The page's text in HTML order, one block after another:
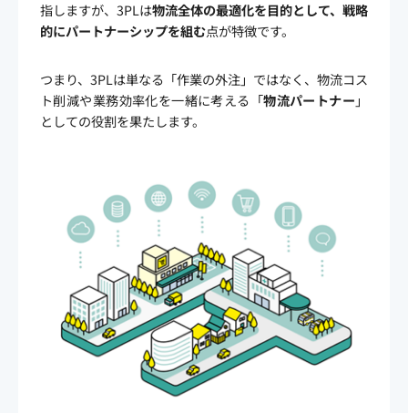
指しますが、3PLは物流全体の最適化を目的として、戦略
的にパートナーシップを組む点が特徴です。
つまり、3PLは単なる「作業の外注」ではなく、物流コス
ト削減や業務効率化を一緒に考える「物流パートナー 」
としての役割を果たします。